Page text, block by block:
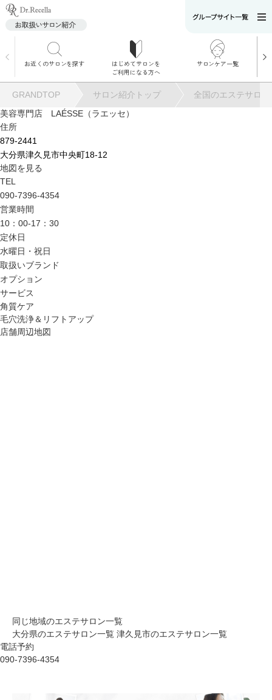
お近くのサロンを探す
はじめてサロンを
ご利用になる方へ
サロンケア一覧
ュー
施術別で探す
お悩み別で探す
GRANDTOP サロン紹介トップ
全国のエステサロ
美容専門店 LAÉSSE（ラエッセ）
住所
879-2441
大分県津久見市中央町18-12
地図を見る
TEL
090-7396-4354
営業時間
10：00-17：30
定休日
水曜日・祝日
取扱いブランド
オプション
サービス
角質ケア
毛穴洗浄＆リフトアップ
店舗周辺地図
同じ地域のエステサロン一覧
大分県のエステサロン一覧 津久見市のエステサロン一覧
電話予約
090-7396-4354